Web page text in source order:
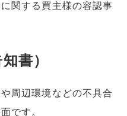
関する買主様の容認事
書）
周辺環境などの不具合
です。